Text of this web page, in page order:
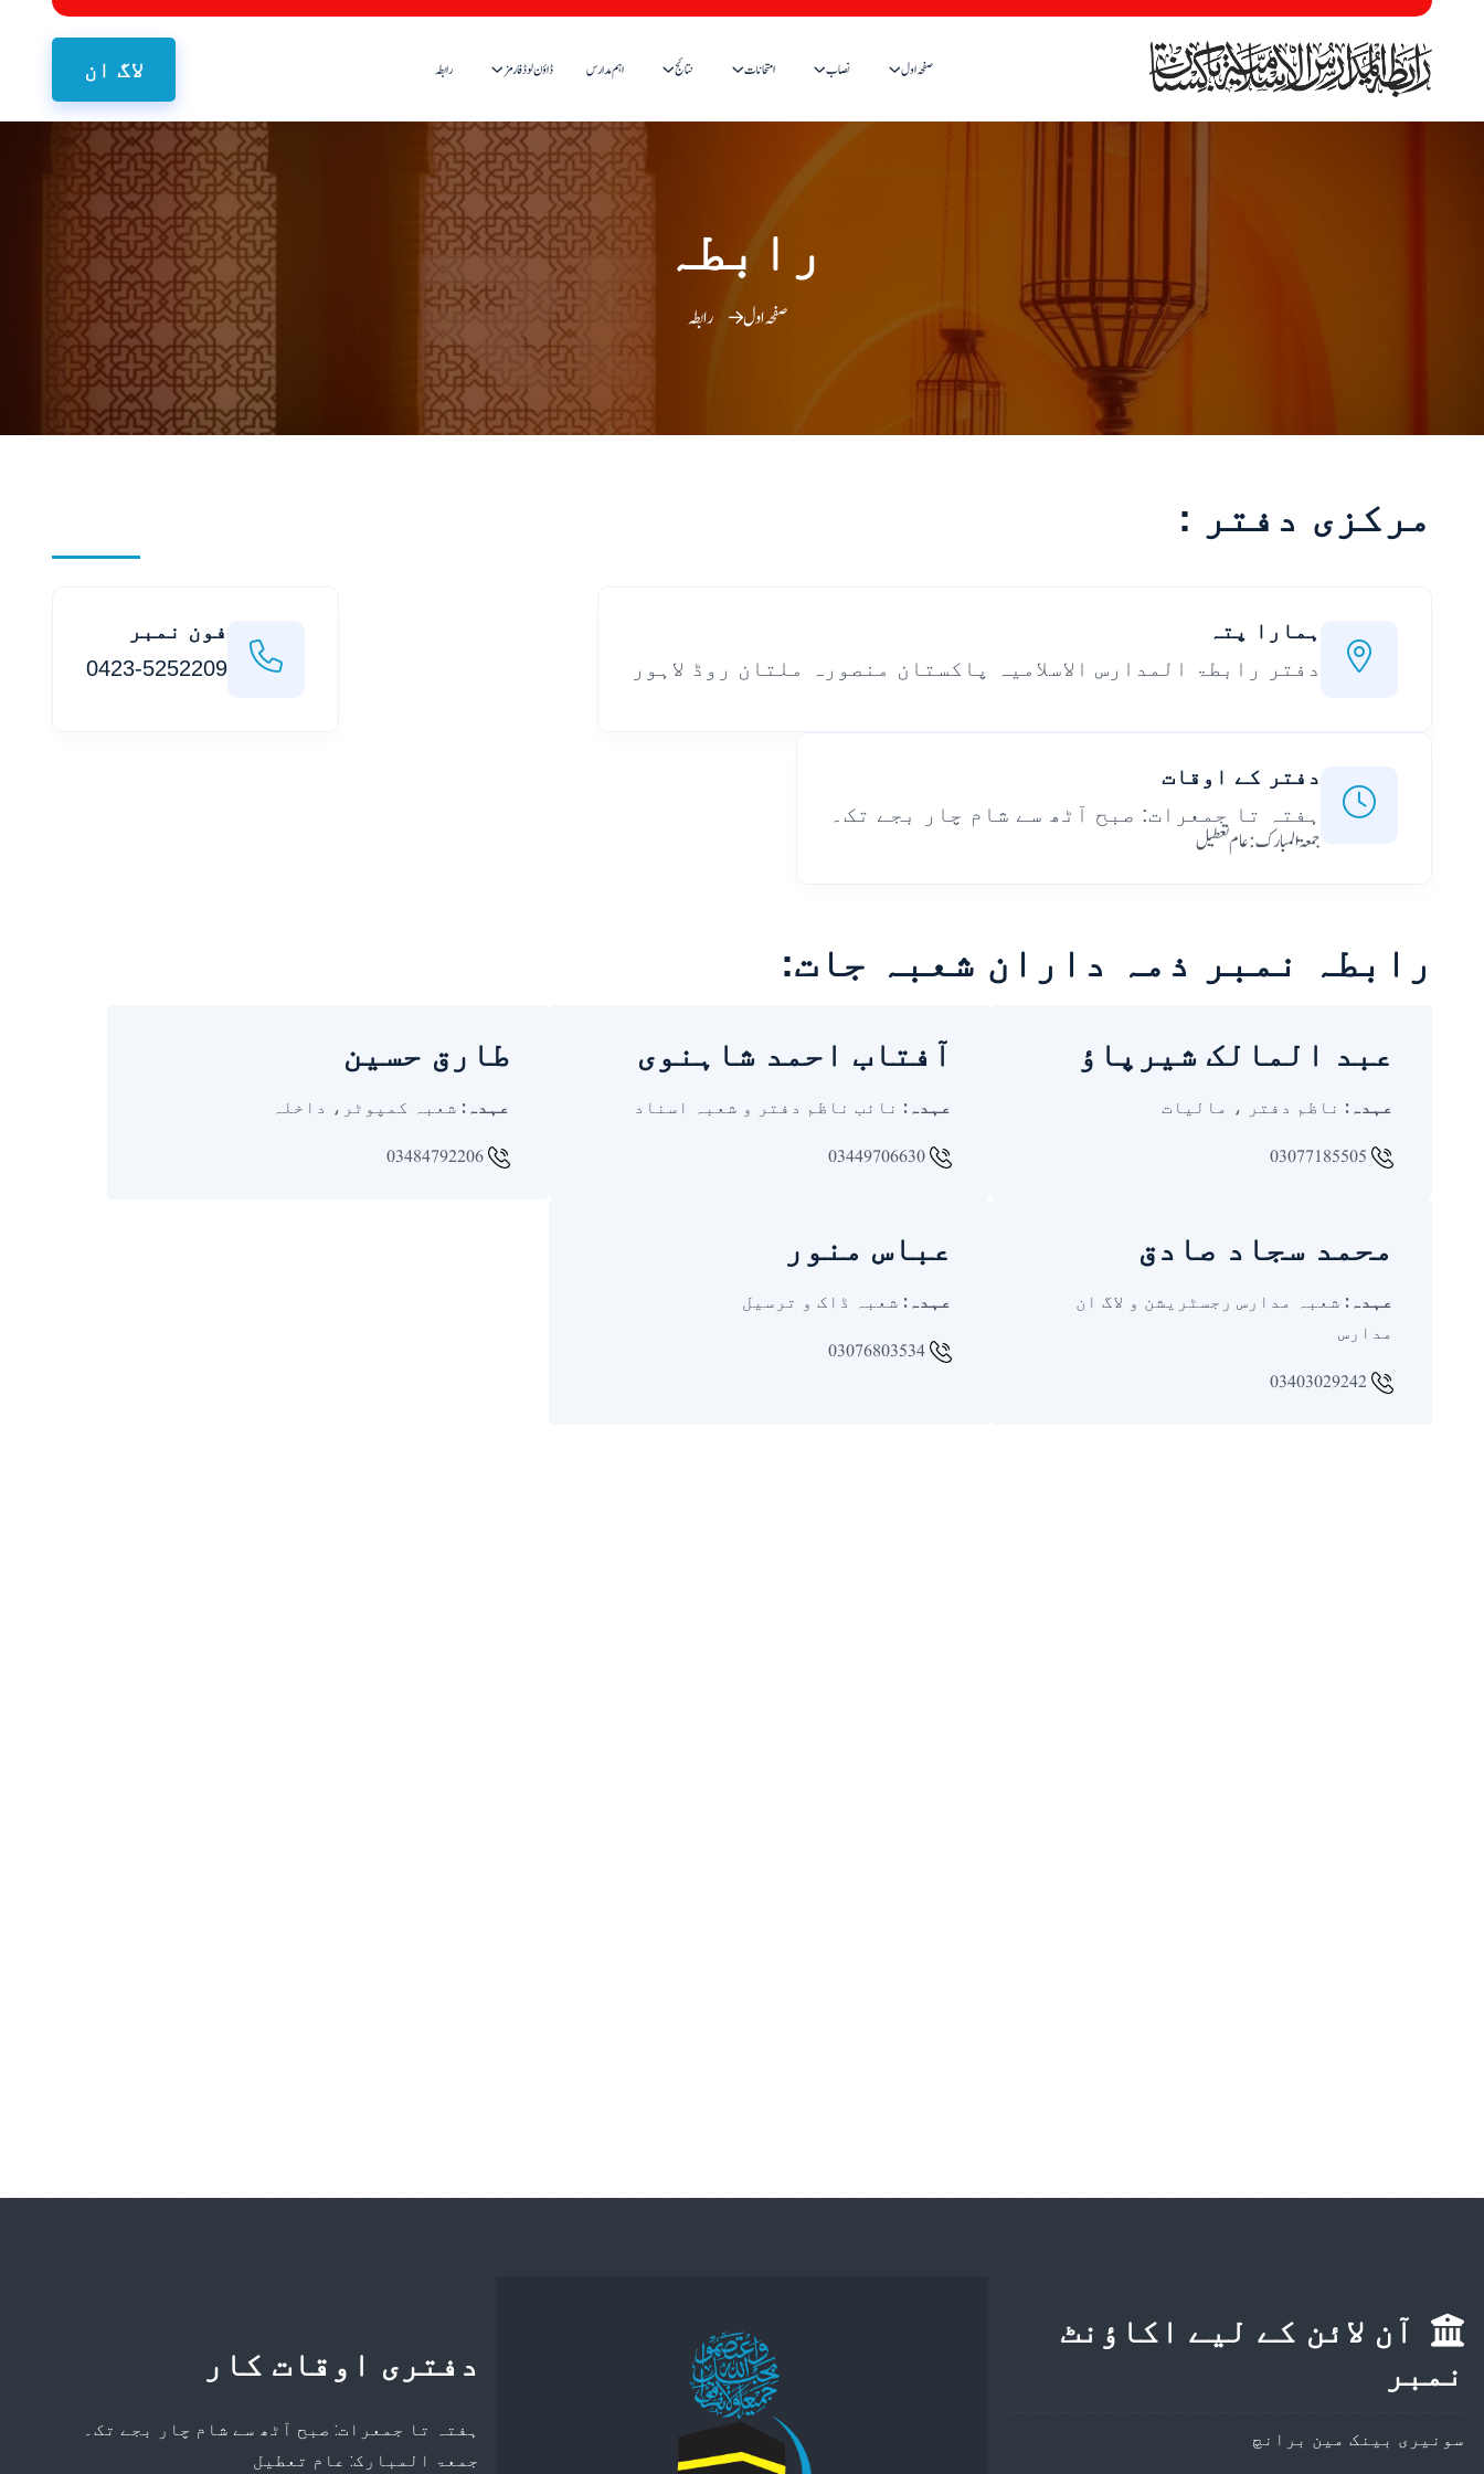
Skip to main content
صفحہ اول نصاب امتحانات نتائج اہم مدارس ڈاؤن لوڈ فارمز رابطہ لاگ ان
رابطہ
صفحہ اول رابطہ
مرکزی دفتر :
ہمارا پتہ
دفتر رابطۃ المدارس الاسلامیہ پاکستان منصورہ ملتان روڈ لاہور
فون نمبر
0423-5252209
دفتر کے اوقات
ہفتہ تا جمعرات: صبح آٹھ سے شام چار بجے تک۔
جمعۃ المبارک: عام تعطیل
رابطہ نمبر ذمہ داران شعبہ جات:
عبد المالک شیرپاؤ
عہدہ: ناظم دفتر ، مالیات
03077185505
آفتاب احمد شاہنوی
عہدہ: نائب ناظم دفتر و شعبہ اسناد
03449706630
طارق حسین
عہدہ: شعبہ کمپوٹر، داخلہ
03484792206
محمد سجاد صادق
عہدہ: شعبہ مدارس رجسٹریشن و لاگ ان
مدارس
03403029242
عباس منور
عہدہ: شعبہ ڈاک و ترسیل
03076803534
آن لائن کے لیے اکاؤنٹ
نمبر
سونیری بینک مین برانچ
دفترى اوقات کار
ہفتہ تا جمعرات: صبح آٹھ سے شام چار بجے تک۔
جمعۃ المبارک: عام تعطیل